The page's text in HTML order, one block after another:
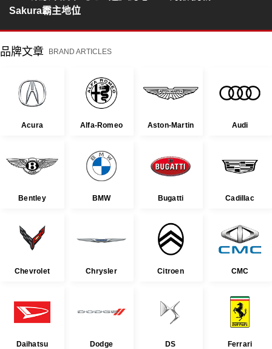
Sakura霸主地位
品牌文章 BRAND ARTICLES
Acura Alfa-Romeo Aston-Martin Audi
Bentley BMW Bugatti Cadillac
Chevrolet Chrysler Citroen CMC
Daihatsu Dodge DS Ferrari